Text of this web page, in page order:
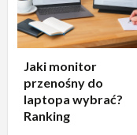
Jaki monitor
przenośny do
laptopa wybrać?
Ranking